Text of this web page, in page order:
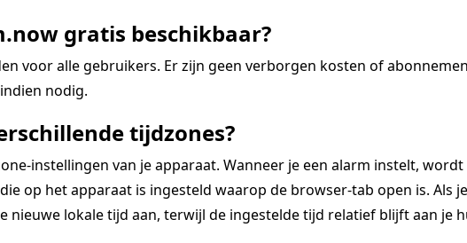
gratis beschikbaar?
voor alle gebruikers. Er zijn geen verborgen kosten of
nodig.
tijdzones?
instellingen van je apparaat. Wanneer je een alarm instelt,
op het apparaat is ingesteld waarop de browser-tab open is. Als
nieuwe lokale tijd aan, terwijl de ingestelde tijd relatief blijft aan je